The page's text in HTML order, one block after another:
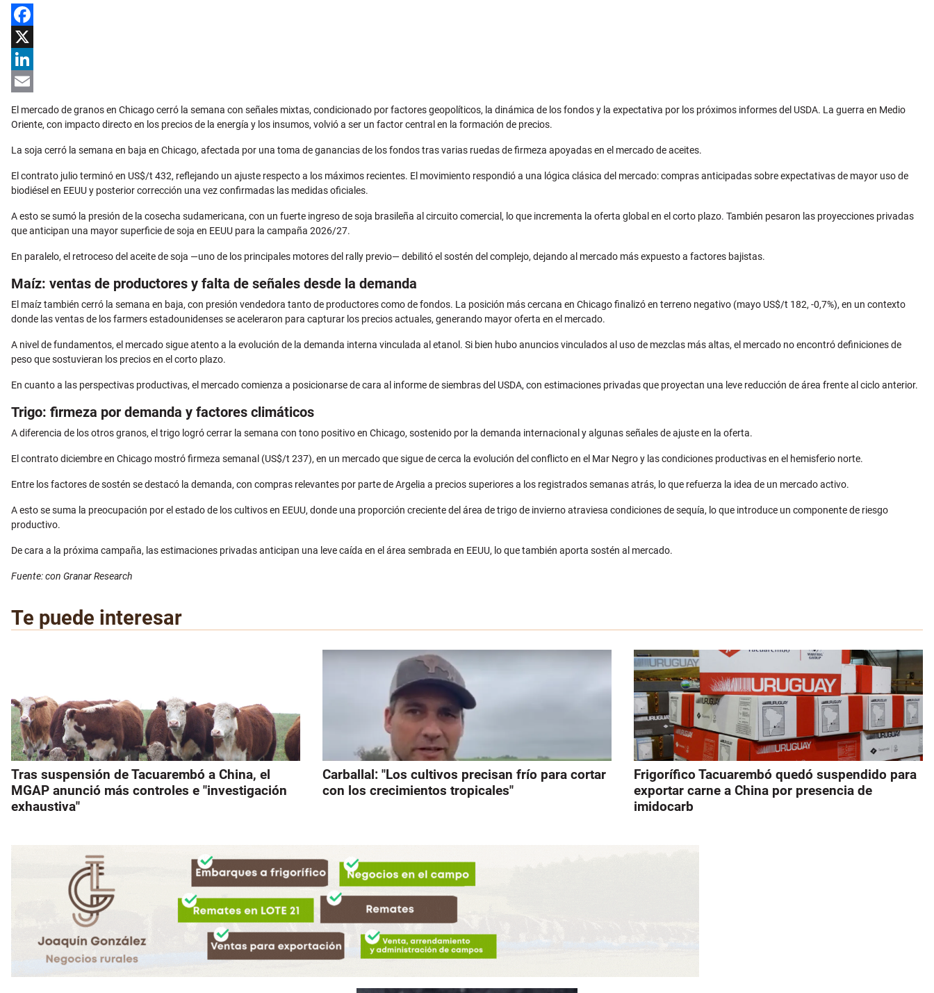
Facebook
X
LinkedIn
Email
El mercado de granos en Chicago cerró la semana con señales mixtas, condicionado por factores geopolíticos, la dinámica de los fondos y la expectativa por los próximos informes del USDA. La guerra en Medio
Oriente, con impacto directo en los precios de la energía y los insumos, volvió a ser un factor central en la formación de precios.
La soja cerró la semana en baja en Chicago, afectada por una toma de ganancias de los fondos tras varias ruedas de firmeza apoyadas en el mercado de aceites.
El contrato julio terminó en US$/t 432, reflejando un ajuste respecto a los máximos recientes. El movimiento respondió a una lógica clásica del mercado: compras anticipadas sobre expectativas de mayor uso de
biodiésel en EEUU y posterior corrección una vez confirmadas las medidas oficiales.
A esto se sumó la presión de la cosecha sudamericana, con un fuerte ingreso de soja brasileña al circuito comercial, lo que incrementa la oferta global en el corto plazo. También pesaron las proyecciones privadas
que anticipan una mayor superficie de soja en EEUU para la campaña 2026/27.
En paralelo, el retroceso del aceite de soja —uno de los principales motores del rally previo— debilitó el sostén del complejo, dejando al mercado más expuesto a factores bajistas.
Maíz: ventas de productores y falta de señales desde la demanda
El maíz también cerró la semana en baja, con presión vendedora tanto de productores como de fondos. La posición más cercana en Chicago finalizó en terreno negativo (mayo US$/t 182, -0,7%), en un contexto
donde las ventas de los farmers estadounidenses se aceleraron para capturar los precios actuales, generando mayor oferta en el mercado.
A nivel de fundamentos, el mercado sigue atento a la evolución de la demanda interna vinculada al etanol. Si bien hubo anuncios vinculados al uso de mezclas más altas, el mercado no encontró definiciones de
peso que sostuvieran los precios en el corto plazo.
En cuanto a las perspectivas productivas, el mercado comienza a posicionarse de cara al informe de siembras del USDA, con estimaciones privadas que proyectan una leve reducción de área frente al ciclo anterior.
Trigo: firmeza por demanda y factores climáticos
A diferencia de los otros granos, el trigo logró cerrar la semana con tono positivo en Chicago, sostenido por la demanda internacional y algunas señales de ajuste en la oferta.
El contrato diciembre en Chicago mostró firmeza semanal (US$/t 237), en un mercado que sigue de cerca la evolución del conflicto en el Mar Negro y las condiciones productivas en el hemisferio norte.
Entre los factores de sostén se destacó la demanda, con compras relevantes por parte de Argelia a precios superiores a los registrados semanas atrás, lo que refuerza la idea de un mercado activo.
A esto se suma la preocupación por el estado de los cultivos en EEUU, donde una proporción creciente del área de trigo de invierno atraviesa condiciones de sequía, lo que introduce un componente de riesgo
productivo.
De cara a la próxima campaña, las estimaciones privadas anticipan una leve caída en el área sembrada en EEUU, lo que también aporta sostén al mercado.
Fuente: con Granar Research
Te puede interesar
Tras suspensión de Tacuarembó a China, el
MGAP anunció más controles e "investigación
exhaustiva"
Carballal: "Los cultivos precisan frío para cortar
con los crecimientos tropicales"
Frigorífico Tacuarembó quedó suspendido para
exportar carne a China por presencia de
imidocarb